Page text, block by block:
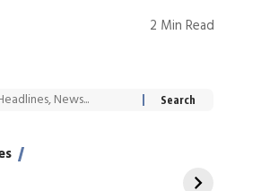
2 Min Read
अरेस्ट हुए
रोज एक कच्चे लहसुन